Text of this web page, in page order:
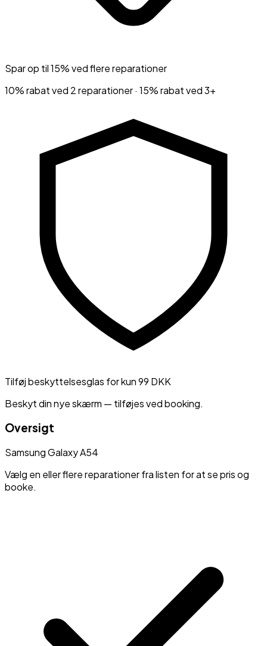
Spar op til 15% ved flere reparationer
10% rabat ved 2 reparationer · 15% rabat ved 3+
Tilføj beskyttelsesglas for kun 99 DKK
Beskyt din nye skærm — tilføjes ved booking.
Oversigt
SamsungGalaxy A54
Vælg en eller flere reparationer fra listen for at se pris og
booke.